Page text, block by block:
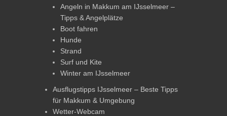
Angeln in Makkum am IJsselmeer –
Tipps & Angelplätze
Boot fahren
Hunde
Strand
Surf und Kite
Winter am IJsselmeer
Ausflugstipps IJsselmeer – Beste Tipps
für Makkum & Umgebung
Wetter-Webcam